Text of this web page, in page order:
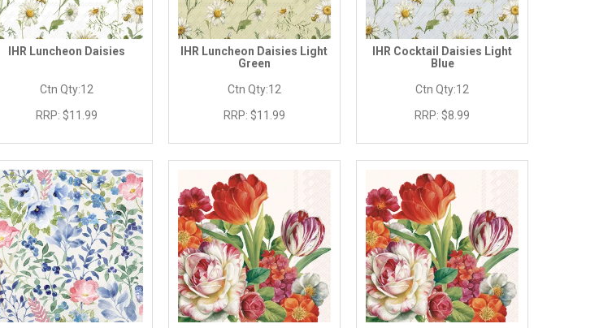
IHR Luncheon Daisies
Ctn Qty:12
RRP: $11.99
IHR Luncheon Daisies Light
Green
Ctn Qty:12
RRP: $11.99
IHR Cocktail Daisies Light
Blue
Ctn Qty:12
RRP: $8.99